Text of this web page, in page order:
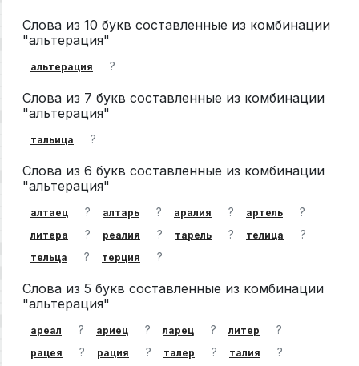
Слова из 10 букв составленные из комбинации
"альтерация"
альтерация ?
Слова из 7 букв составленные из комбинации
"альтерация"
тальица ?
Слова из 6 букв составленные из комбинации
"альтерация"
алтаец ? алтарь ? аралия ? артель ?
литера ? реалия ? тарель ? телица ?
тельца ? терция ?
Слова из 5 букв составленные из комбинации
"альтерация"
ареал ? ариец ? ларец ? литер ?
рацея ? рация ? талер ? талия ?